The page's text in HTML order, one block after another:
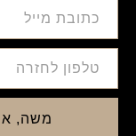
משה,